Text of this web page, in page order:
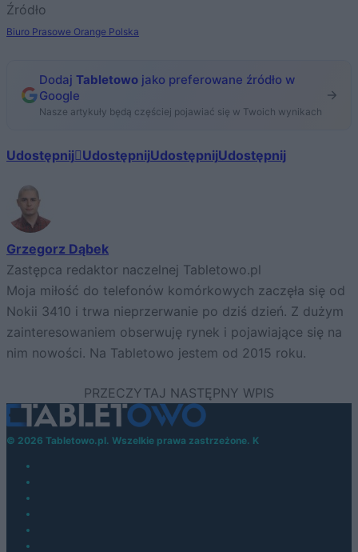
Źródło
Biuro Prasowe Orange Polska
Dodaj Tabletowo jako preferowane źródło w
Google
Nasze artykuły będą częściej pojawiać się w Twoich wynikach
Udostępnij UdostępnijUdostępnijUdostępnij
Grzegorz Dąbek
Zastępca redaktor naczelnej Tabletowo.pl
Moja miłość do telefonów komórkowych zaczęła się od
Nokii 3410 i trwa nieprzerwanie po dziś dzień. Z dużym
zainteresowaniem obserwuję rynek i pojawiające się na
nim nowości. Na Tabletowo jestem od 2015 roku.
© 2026 Tabletowo.pl. Wszelkie prawa zastrzeżone. K